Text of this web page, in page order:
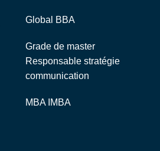
Global BBA
Grade de master
Responsable stratégie
communication
MBA IMBA